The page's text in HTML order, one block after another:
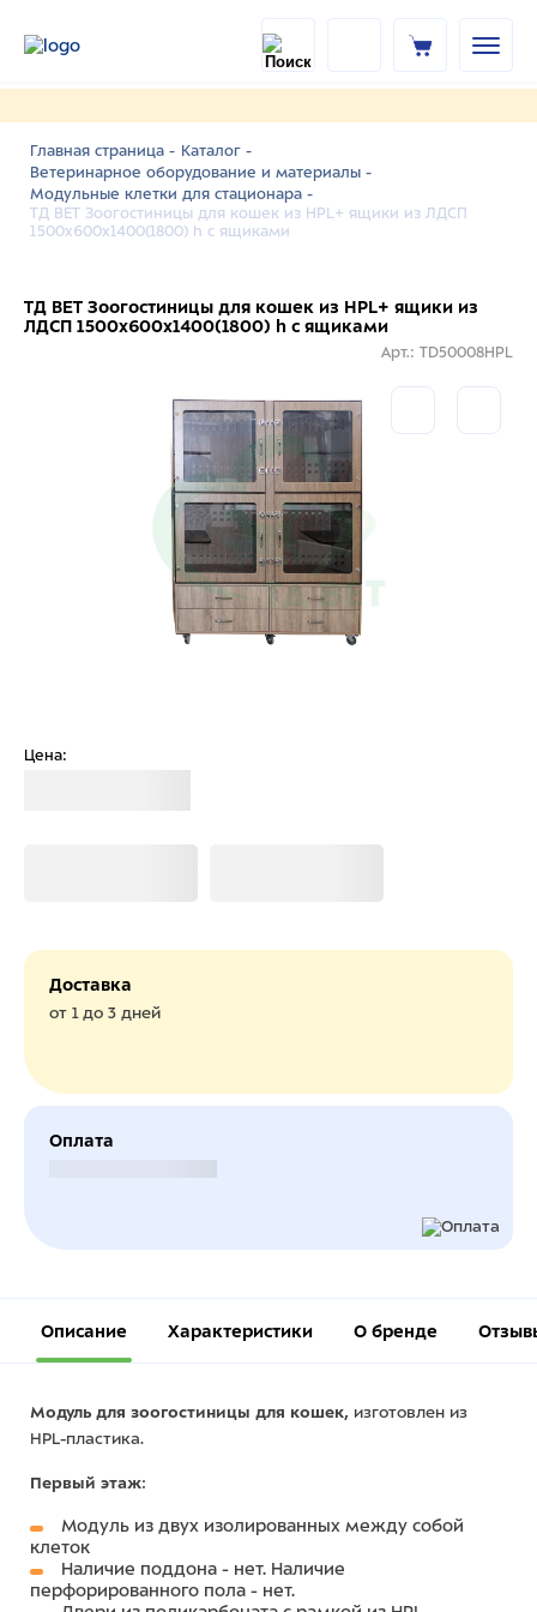
Главная страница - Каталог -
Ветеринарное оборудование и материалы -
Модульные клетки для стационара -
ТД ВЕТ Зоогостиницы для кошек из HPL+ ящики из ЛДСП
1500х600х1400(1800) h c ящиками
ТД ВЕТ Зоогостиницы для кошек из HPL+ ящики из
ЛДСП 1500х600х1400(1800) h c ящиками
Арт.: TD50008HPL
Цена:
Доставка
от 1 до 3 дней
Оплата
Описание Характеристики О бренде
Модуль для зоогостиницы для кошек, изготовлен из
HPL-пластика.
Первый этаж:
Модуль из двух изолированных между собой
клеток
Наличие поддона - нет. Наличие
перфорированного пола - нет.